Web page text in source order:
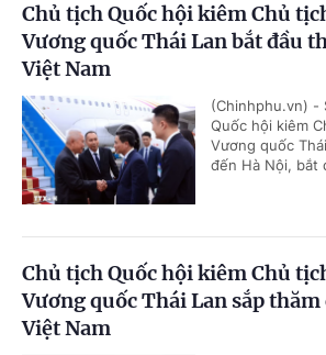
Chủ tịch Quốc hội kiêm Chủ
Vương quốc Thái Lan bắt đầu
Việt Nam
(Chinhphu.vn) -
Quốc hội kiêm
Vương quốc
đến Hà Nội, bắt
Chủ tịch Quốc hội kiêm Chủ
Vương quốc Thái Lan sắp
Việt Nam